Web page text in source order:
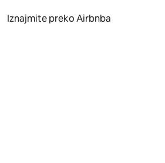
Iznajmite preko Airbnba